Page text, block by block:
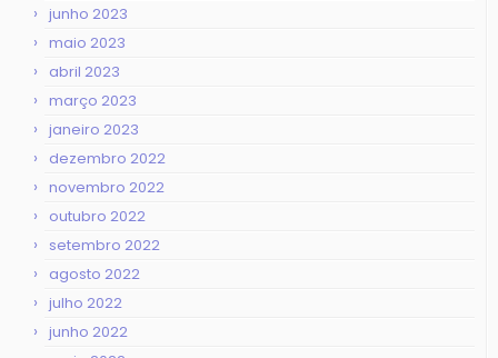
junho 2023
maio 2023
abril 2023
março 2023
janeiro 2023
dezembro 2022
novembro 2022
outubro 2022
setembro 2022
agosto 2022
julho 2022
junho 2022